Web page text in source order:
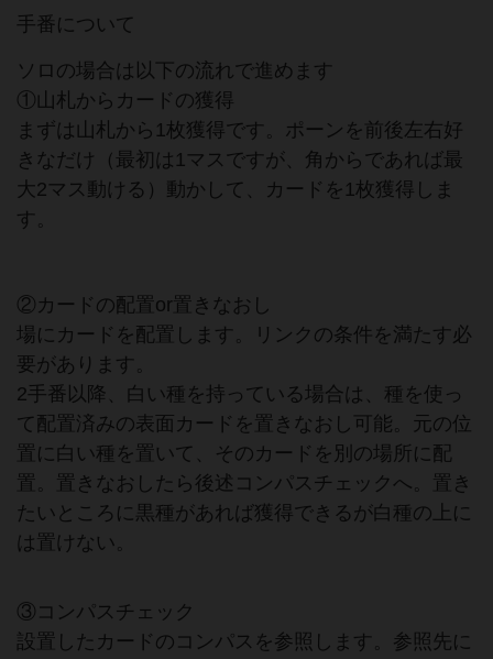
手番について
ソロの場合は以下の流れで進めます
①山札からカードの獲得
まずは山札から1枚獲得です。ポーンを前後左右好
きなだけ（最初は1マスですが、角からであれば最
大2マス動ける）動かして、カードを1枚獲得しま
す。
②カードの配置or置きなおし
場にカードを配置します。リンクの条件を満たす必
要があります。
2手番以降、白い種を持っている場合は、種を使っ
て配置済みの表面カードを置きなおし可能。元の位
置に白い種を置いて、そのカードを別の場所に配
置。置きなおしたら後述コンパスチェックへ。置き
たいところに黒種があれば獲得できるが白種の上に
は置けない。
③コンパスチェック
設置したカードのコンパスを参照します。参照先に